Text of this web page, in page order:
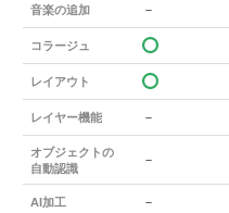
音楽の追加 －
コラージュ
レイアウト
レイヤー機能 －
オブジェクトの
自動認識
－
AI加工 －